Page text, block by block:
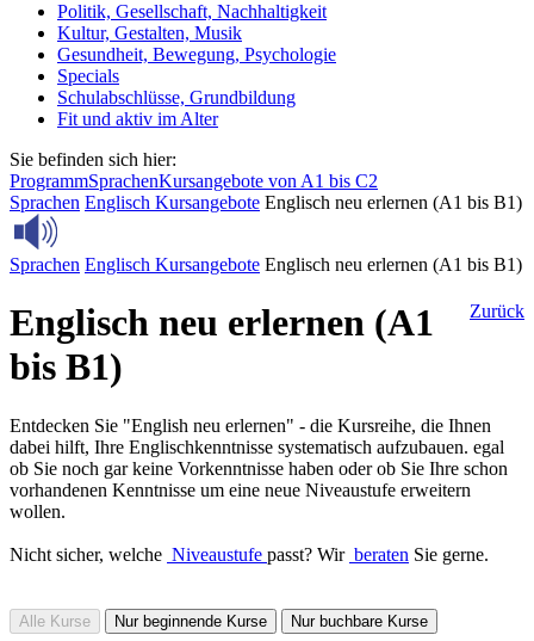
Politik, Gesellschaft, Nachhaltigkeit
Kultur, Gestalten, Musik
Gesundheit, Bewegung, Psychologie
Specials
Schulabschlüsse, Grundbildung
Fit und aktiv im Alter
Sie befinden sich hier:
ProgrammSprachenKursangebote von A1 bis C2
Sprachen Englisch Kursangebote Englisch neu erlernen (A1 bis B1)
Sprachen Englisch Kursangebote Englisch neu erlernen (A1 bis B1)
Zurück
Englisch neu erlernen (A1
bis B1)
Entdecken Sie "English neu erlernen" - die Kursreihe, die Ihnen
dabei hilft, Ihre Englischkenntnisse systematisch aufzubauen. egal
ob Sie noch gar keine Vorkenntnisse haben oder ob Sie Ihre schon
vorhandenen Kenntnisse um eine neue Niveaustufe erweitern
wollen.
Nicht sicher, welche Niveaustufe passt? Wir beraten Sie gerne.
Alle Kurse Nur beginnende Kurse Nur buchbare Kurse